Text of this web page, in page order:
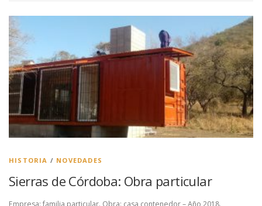
HISTORIA / NOVEDADES
Sierras de Córdoba: Obra particular
Empresa: familia particular. Obra: casa contenedor – Año 2018.